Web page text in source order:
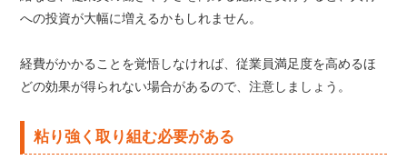
への投資が大幅に増えるかもしれません。
経費がかかることを覚悟しなければ、従業員満足度を高めるほ
どの効果が得られない場合があるので、注意しましょう。
粘り強く取り組む必要がある